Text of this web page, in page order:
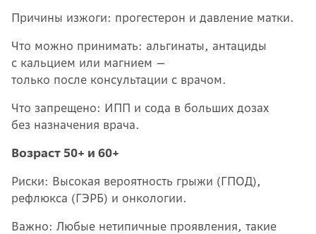
Причины изжоги: прогестерон и давление матки.
Что можно принимать: альгинаты, антациды
с кальцием или магнием —
только после консультации с врачом.
Что запрещено: ИПП и сода в больших дозах
без назначения врача.
Возраст 50+ и 60+
Риски: Высокая вероятность грыжи (ГПОД),
рефлюкса (ГЭРБ) и онкологии.
Важно: Любые нетипичные проявления, такие